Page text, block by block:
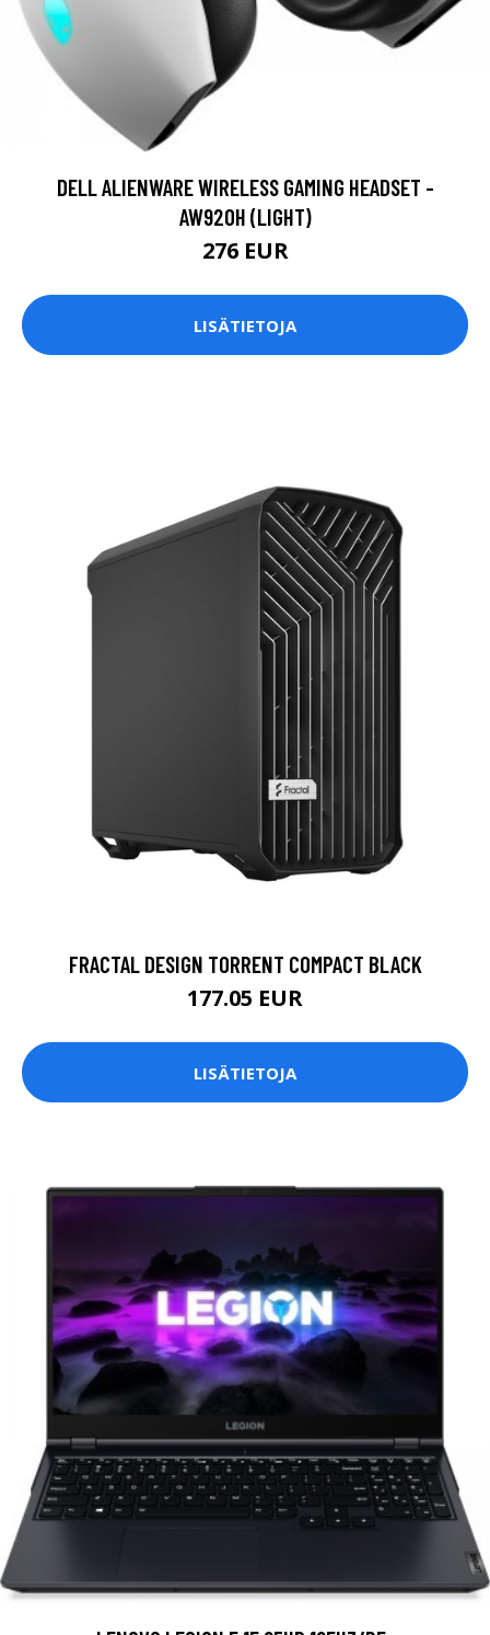
DELL ALIENWARE WIRELESS GAMING HEADSET -
AW920H (LIGHT)
276 EUR
LISÄTIETOJA
FRACTAL DESIGN TORRENT COMPACT BLACK
177.05 EUR
LISÄTIETOJA